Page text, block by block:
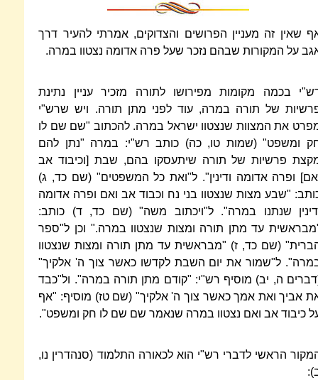
שאין זה מעניין הפרושים והצדוקים, אמרתי להעיר דרך
על המקורות שבהם נזכר שעל פרה אדומה נצטוו במרה.
בכמה מקומות מפירושו לתורה מזכיר עניין נתינת
של תורה במרה, עוד לפני מתן תורה. ויש שרש"י
את המצוות שנצטוו ישראל במרה. להכתוב "שם שם לו
ומשפט" (שמות טו, כה) כותב רש"י: במרה "נתן להם
פרשיות של תורה שיתעסקו בהם, שבת [וכיבוד אב
ופרה אדומה ודינין". ל"ואת כל המשפטים" (שם כד, ג)
"שבע מצות שנצטוו בני נח וכבוד אב ואם ופרה אדומה
שנתנו במרה". ל"ויכתוב משה" (שם כד, ד) כותב:
עד מתן תורה ומצות שנצטוו במרה." וכן ל"ספר
(שם כד, ז) "מבראשית עד מתן תורה ומצות שנצטוו
ל"שמור את יום השבת לקדשו כאשר צוך ה' אלקיך"
ה, יב) מוסיף רש"י: "קודם מתן תורה במרה". ול"כבד
אביך ואת אמך כאשר צוך ה' אלקיך" (שם טז) מוסיף: "אף
כיבוד אב ואם נצטוו במרה שנאמר שם שם לו חק ומשפט".
הראשי לדברי רש"י הוא לכאורה התלמוד (סנהדרין נו,